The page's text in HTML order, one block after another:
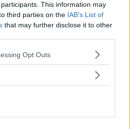
participants. This information may
third parties on the IAB’s List of
that may further disclose it to other
app uses one or more Google
usage behaviour. You may click to
purposes in below Google
Opt Outs
din delning
information
särskilt i multiplayer-spel
bör du vara försiktig
du delar. Undvik att ge ut
eller annan personlig